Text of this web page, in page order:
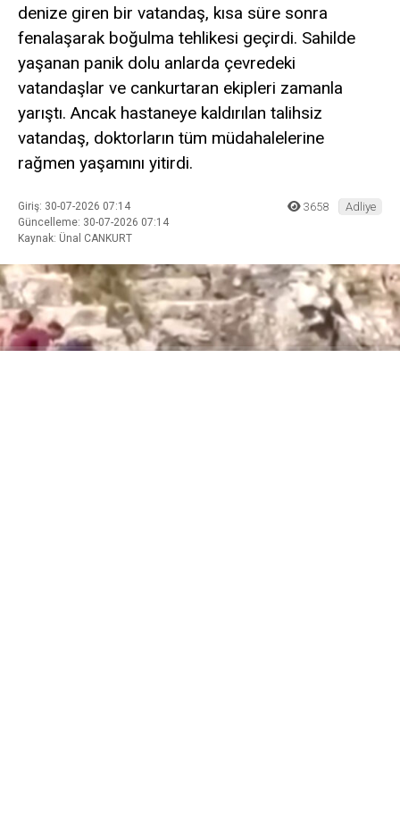
denize giren bir vatandaş, kısa süre sonra
fenalaşarak boğulma tehlikesi geçirdi. Sahilde
yaşanan panik dolu anlarda çevredeki
vatandaşlar ve cankurtaran ekipleri zamanla
yarıştı. Ancak hastaneye kaldırılan talihsiz
vatandaş, doktorların tüm müdahalelerine
rağmen yaşamını yitirdi.
Giriş: 30-07-2026 07:14
Güncelleme: 30-07-2026 07:14
Kaynak: Ünal CANKURT
3658 Adliye